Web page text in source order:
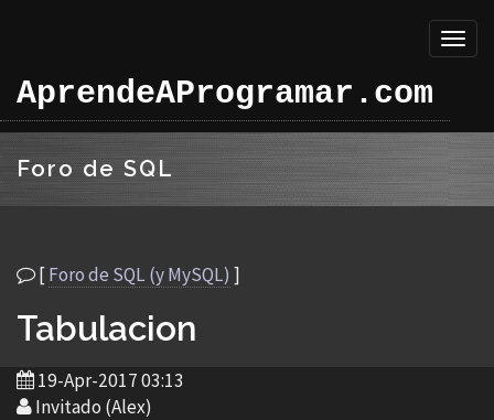
AprendeAProgramar.com
Foro de SQL
[Foro de SQL (y MySQL) ]
Tabulacion
19-Apr-2017 03:13
Invitado (Alex)